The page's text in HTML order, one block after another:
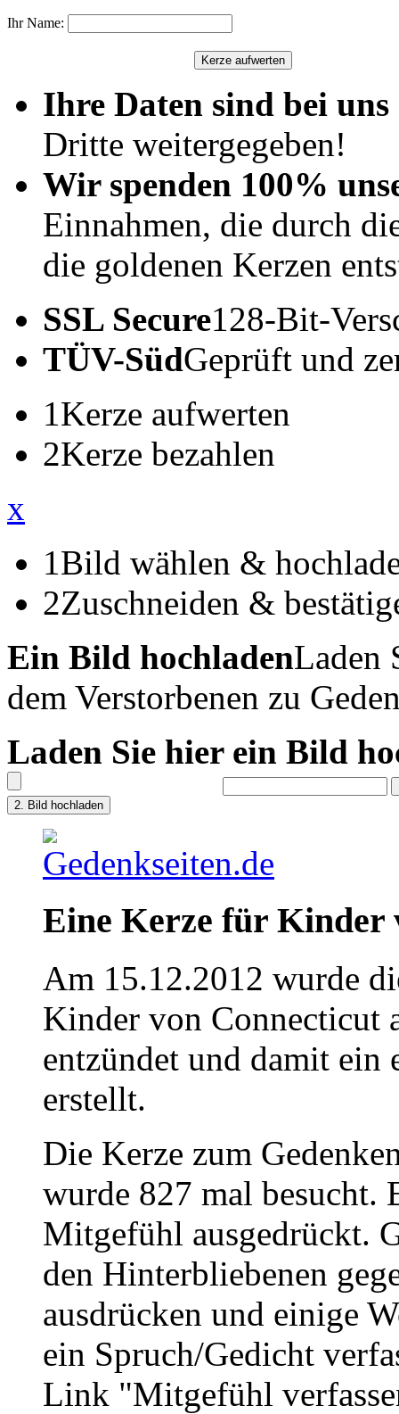
Ihr Name:
Ihre Daten sind bei uns
Dritte weitergegeben!
Wir spenden 100%
Einnahmen, die durch
die goldenen Kerzen
SSL Secure128-Bit-
TÜV-SüdGeprüft und
1Kerze aufwerten
2Kerze bezahlen
x
1Bild wählen &
2Zuschneiden &
Ein Bild hochladenLaden
dem Verstorbenen zu
Laden Sie hier ein Bild
Eine Kerze für Kinder
Am 15.12.2012 wurde
Kinder von Connecticut
entzündet und damit ein
erstellt.
Die Kerze zum
wurde 827 mal besucht.
Mitgefühl ausgedrückt.
den Hinterbliebenen
ausdrücken und einige
ein Spruch/Gedicht
Link "Mitgefühl